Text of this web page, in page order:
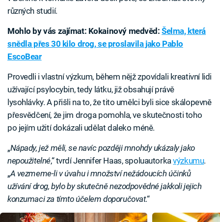
různých studií.
Mohlo by vás zajímat: Kokainový medvěd:Šelma, která
snědla přes 30 kilo drog, se proslavila jako Pablo
EscoBear
Provedli i vlastní výzkum, během nějž zpovídali kreativní lidi
užívající psylocybin, tedy látku, již obsahují právě
lysohlávky. A přišli na to, že tito umělci byli sice skálopevně
přesvědčení, že jim droga pomohla, ve skutečnosti toho
po jejím užití dokázali udělat daleko méně.
„Nápady, jež měli, se navíc později mnohdy ukázaly jako
nepoužitelné,“ tvrdí Jennifer Haas, spoluautorkavýzkumu.
„A vezmeme-li v úvahu i množství nežádoucích účinků
užívání drog, bylo by skutečně nezodpovědné jakkoli jejich
konzumaci za tímto účelem doporučovat.“